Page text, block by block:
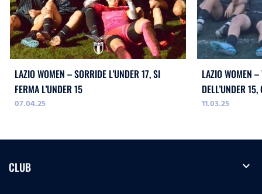
LAZIO WOMEN – SORRIDE L’UNDER 17, SI
FERMA L’UNDER 15
07.04.25
LAZIO WOMEN
DELL’UNDER
11.03.25
CLUB expand_more